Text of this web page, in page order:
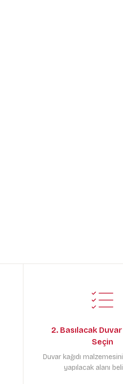
2. Basılacak Duvar
Seçin
Duvar kağıdı
yapılacak alanı